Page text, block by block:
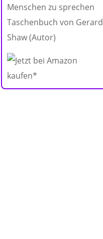
Menschen zu sprechen
Taschenbuch von Gerard
Shaw (Autor)